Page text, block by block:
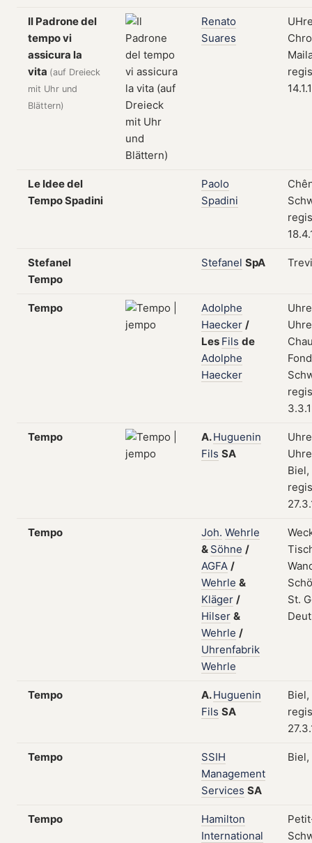
Il Padrone del
tempo vi
assicura la
vita (auf Dreieck
mit Uhr und
Blättern)
Renato
Suares
Le Idee del
Tempo Spadini
Paolo
Spadini
Stefanel
Tempo
Stefanel SpA
Tempo
Adolphe
Haecker /
Les Fils de
Adolphe
Haecker
Tempo A.Huguenin
Fils SA
Tempo Joh. Wehrle
& Söhne /
AGFA /
Wehrle &
Kläger /
Hilser &
Wehrle /
Uhrenfabrik
Wehrle
St.
Tempo A.Huguenin
Fils SA
Tempo
SSIH
Management
Services SA
Tempo
Hamilton
International